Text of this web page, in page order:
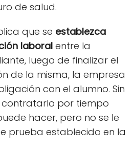
de salud.
que se establezca
laboral entre la
luego de finalizar el
de la misma, la empresa
con el alumno. Sin
contratarlo por tiempo
hacer, pero no se le
prueba establecido en la